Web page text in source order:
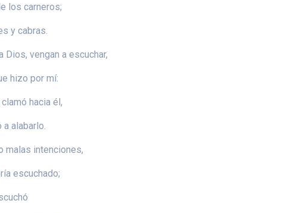
los carneros;
y cabras.
Dios, vengan a escuchar,
hizo por mí:
hacia él,
alabarlo.
malas intenciones,
escuchado;